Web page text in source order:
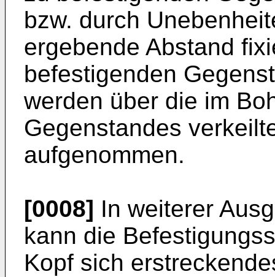
bzw. durch
ergebende Abstand
befestigenden
werden über die im
Gegenstandes
aufgenommen.
[0008] In weiterer
kann die
Kopf sich